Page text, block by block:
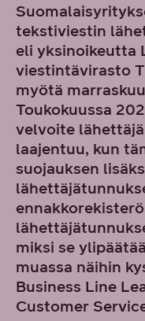
tekstiviestin
eli yksinoikeutta
viestintävirasto
myötä
Toukokuussa
velvoite
laajentuu, kun
suojauksen
miksi se
muassa näihin
Business Line
Customer